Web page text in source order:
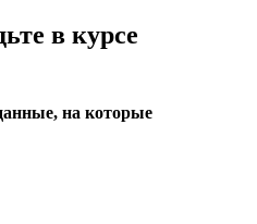
в курсе
на которые